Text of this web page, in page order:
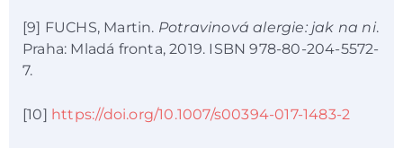
[9] FUCHS, Martin. Potravinová alergie: jak na ni.
Praha: Mladá fronta, 2019. ISBN 978-80-204-5572-
7.
[10] https://doi.org/10.1007/s00394-017-1483-2